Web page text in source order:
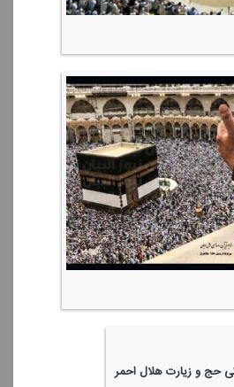
رهبر شهید ایران اسلامی